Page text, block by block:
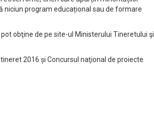
niciun program educațional sau de formare
obţine de pe site-ul Ministerului Tineretului şi
2016 și Concursul naţional de proiecte